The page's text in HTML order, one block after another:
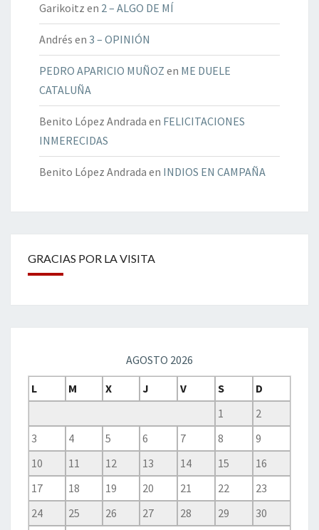
Garikoitz en 2 – ALGO DE MÍ
Andrés en 3 – OPINIÓN
PEDRO APARICIO MUÑOZ en ME DUELE
CATALUÑA
Benito López Andrada en FELICITACIONES
INMERECIDAS
Benito López Andrada en INDIOS EN CAMPAÑA
GRACIAS POR LA VISITA
AGOSTO 2026
L
M X J V S
D
1
2
3
4 5 6 7 8
9
10
11 12 13 14 15
16
17
18 19 20 21 22
23
24
25 26 27 28 29
30